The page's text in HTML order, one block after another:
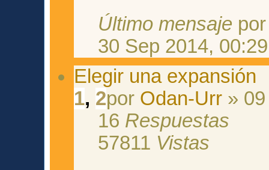
Último mensaje
30 Sep 2014, 00:29
Elegir una expansión
1, 2por Odan-Urr »
16 Respuestas
57811 Vistas